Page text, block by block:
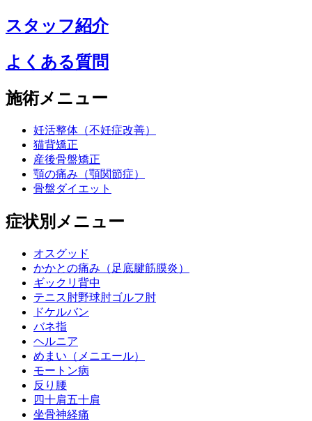
スタッフ紹介
よくある質問
施術メニュー
妊活整体（不妊症改善）
猫背矯正
産後骨盤矯正
顎の痛み（顎関節症）
骨盤ダイエット
症状別メニュー
オスグッド
かかとの痛み（足底腱筋膜炎）
ギックリ背中
テニス肘野球肘ゴルフ肘
ドケルバン
バネ指
ヘルニア
めまい（メニエール）
モートン病
反り腰
四十肩五十肩
坐骨神経痛